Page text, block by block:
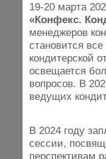
19-20 марта
«Конфекс.
менеджеров
становится
кондитерской
освещается
вопросов. В
ведущих
В 2024 году
сессии,
перспективам